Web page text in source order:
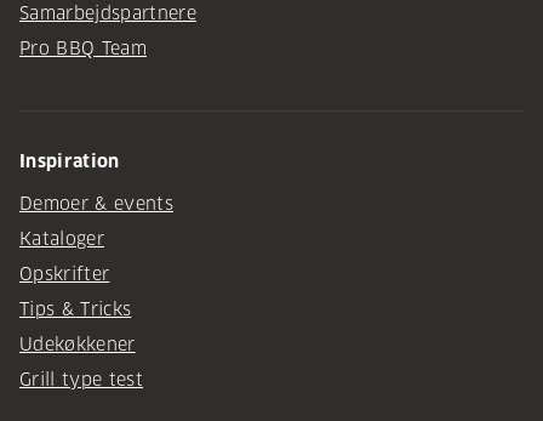
Samarbejdspartnere
Pro BBQ Team
Inspiration
Demoer & events
Kataloger
Opskrifter
Tips & Tricks
Udekøkkener
Grill type test